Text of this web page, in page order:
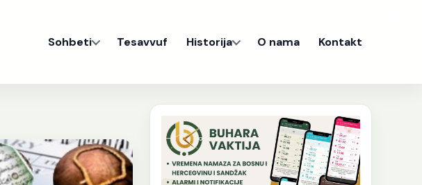
Sohbeti Tesavvuf Historija O nama Kontakt